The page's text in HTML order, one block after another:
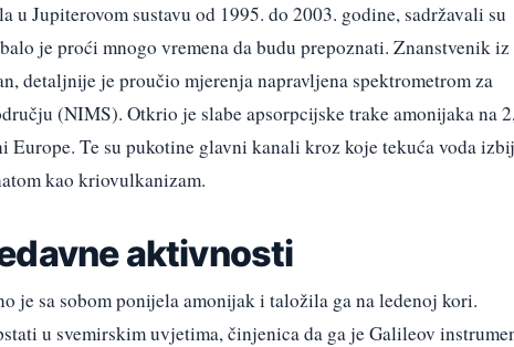
Jupiterovom sustavu od 1995. do 2003. godine, sadržavali su
je proći mnogo vremena da budu prepoznati. Znanstvenik iz
detaljnije je proučio mjerenja napravljena spektrometrom za
(NIMS). Otkrio je slabe apsorpcijske trake amonijaka na
Te su pukotine glavni kanali kroz koje tekuća voda
kao kriovulkanizam.
aktivnosti
je sa sobom ponijela amonijak i taložila ga na ledenoj kori.
u svemirskim uvjetima, činjenica da ga je Galileov